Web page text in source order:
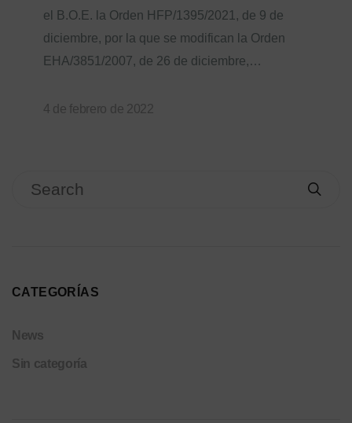
el B.O.E. la Orden HFP/1395/2021, de 9 de
diciembre, por la que se modifican la Orden
EHA/3851/2007, de 26 de diciembre,…
4 de febrero de 2022
CATEGORÍAS
News
Sin categoría